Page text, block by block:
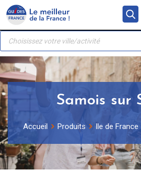
Panneau de gestion des cookies
Skip
content
Recherche
produits
Samois sur
Accueil Produits Ile de France